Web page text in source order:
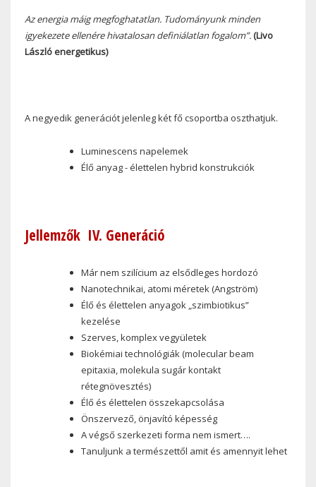
Az energia máig megfoghatatlan. Tudományunk minden
igyekezete ellenére hivatalosan definiálatlan fogalom”. (Livo
László energetikus)
A negyedik generációt jelenleg két fő csoportba oszthatjuk.
Luminescens napelemek
Élő anyag - élettelen hybrid konstrukciók
Jellemzők IV. Generáció
Már nem szilícium az elsődleges hordozó
Nanotechnikai, atomi méretek (Angström)
Élő és élettelen anyagok „szimbiotikus”
kezelése
Szerves, komplex vegyületek
Biokémiai technológiák (molecular beam
epitaxia, molekula sugár kontakt
rétegnövesztés)
Élő és élettelen összekapcsolása
Önszervező, önjavító képesség
A végső szerkezeti forma nem ismert….
Tanuljunk a természettől amit és amennyit lehet